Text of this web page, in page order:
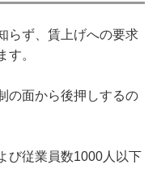
らず、賃上げへの要求
す。
の面から後押しするの
び従業員数1000人以下